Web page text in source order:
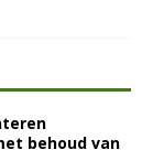
behoud van